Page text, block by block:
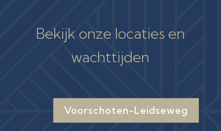
Bekijk onze locaties en
wachttijden
Voorschoten-Leidseweg